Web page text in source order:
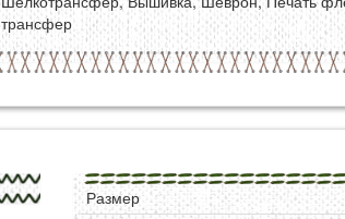
трансфер
Размер